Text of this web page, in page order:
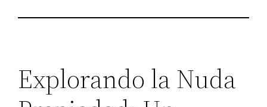
Explorando la Nuda